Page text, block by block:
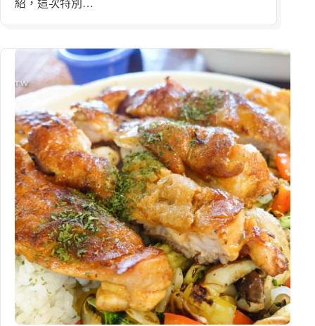
紹，這次特別…